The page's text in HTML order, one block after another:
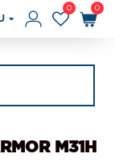
0 0
M31H